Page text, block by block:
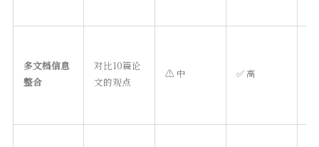
多文档信息
整合
对比10篇论
文的观点
⚠️ 中 ✅ 高